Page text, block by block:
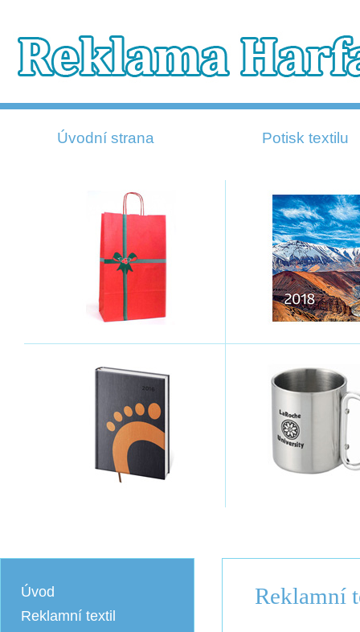
Úvodní strana Potisk textilu
Úvod
Reklamní textil
Reklamní